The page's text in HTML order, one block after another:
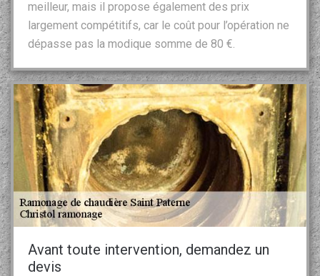
meilleur, mais il propose également des prix
largement compétitifs, car le coût pour l’opération ne
dépasse pas la modique somme de 80 €.
Avant toute intervention, demandez un
devis